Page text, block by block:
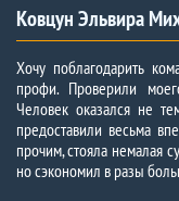
Ковцун Эльвира
Хочу поблагодарить
профи. Проверили
Человек оказался не
предоставили весьма
прочим, стояла немалая
но сэкономил в разы